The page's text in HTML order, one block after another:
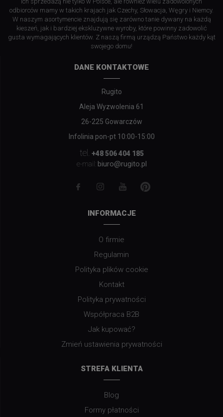
odbiorców mamy w takich krajach jak Czechy, Słowacja, Węgry i Niemcy.
W naszym asortymencie znajdują się zarówno tanie dywany na każdą
kieszeń, jak i bardziej ekskluzywne wyroby, które powinny zadowolić
gusta wymagających klientów. Z naszą firmą urządzą Państwo każdy kąt
swojego domu!
DANE KONTAKTOWE
Rugito
Aleja Wyzwolenia 61
26-225 Gowarczów
Infolinia pon-pt 10:00-15:00
tel. +48 506 404 185
e-mail: biuro@rugito.pl
INFORMACJE
O firmie
Regulamin
Polityka plików cookie
Kontakt
Polityka prywatności
Współpraca B2B
Jak kupować?
Zmień ustawienia prywatności
STREFA KLIENTA
Blog
Formy płatności